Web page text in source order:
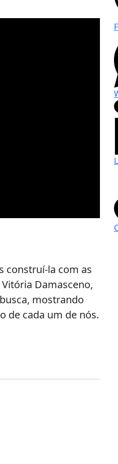
construí-la com as
Damasceno,
mostrando
de cada um de nós.